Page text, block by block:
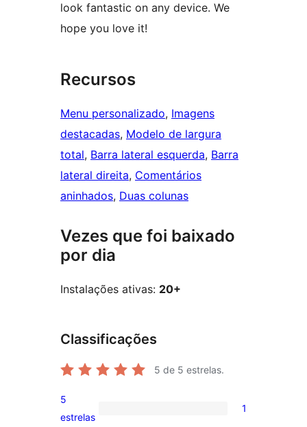
look fantastic on any device. We
hope you love it!
Recursos
Menu personalizado, Imagens
destacadas, Modelo de largura
total, Barra lateral esquerda, Barra
lateral direita, Comentários
aninhados, Duas colunas
Vezes que foi baixado
por dia
Instalações ativas: 20+
Classificações
5 de 5 estrelas.
1
5
estrelas
1